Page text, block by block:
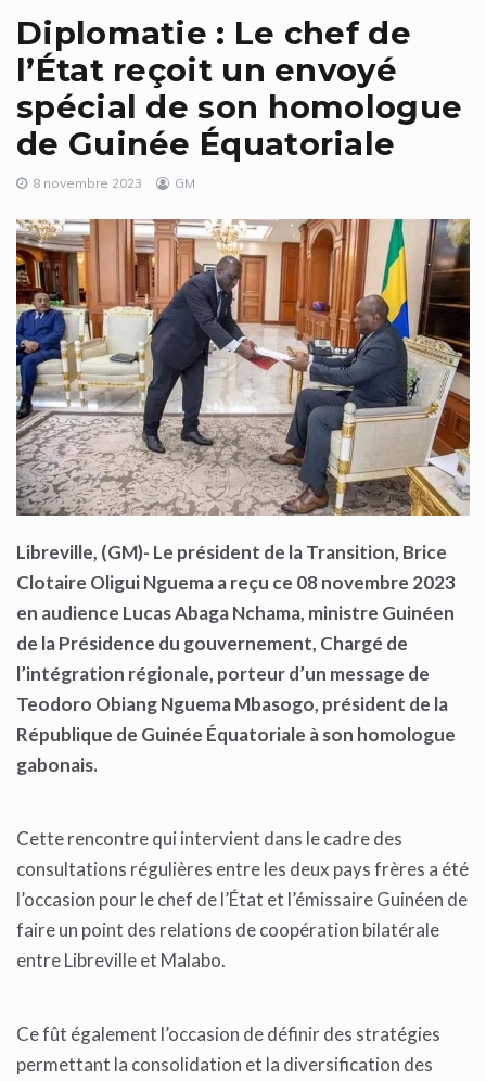
Diplomatie : Le chef de
l’État reçoit un envoyé
spécial de son homologue
de Guinée Équatoriale
8 novembre 2023 GM
Libreville, (GM)- Le président de la Transition, Brice
Clotaire Oligui Nguema a reçu ce 08 novembre 2023
en audience Lucas Abaga Nchama, ministre Guinéen
de la Présidence du gouvernement, Chargé de
l’intégration régionale, porteur d’un message de
Teodoro Obiang Nguema Mbasogo, président de la
République de Guinée Équatoriale à son homologue
gabonais.
Cette rencontre qui intervient dans le cadre des
consultations régulières entre les deux pays frères a été
l’occasion pour le chef de l’État et l’émissaire Guinéen de
faire un point des relations de coopération bilatérale
entre Libreville et Malabo.
Ce fût également l’occasion de définir des stratégies
permettant la consolidation et la diversification des